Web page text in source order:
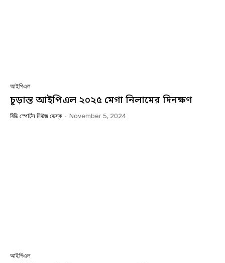
আইপিএল
চূড়ান্ত আইপিএল ২০২৫ মেগা নিলামের দিনক্ষণ
বিডি স্পোর্টস নিউজ ডেস্ক - November 5, 2024
আইপিএল